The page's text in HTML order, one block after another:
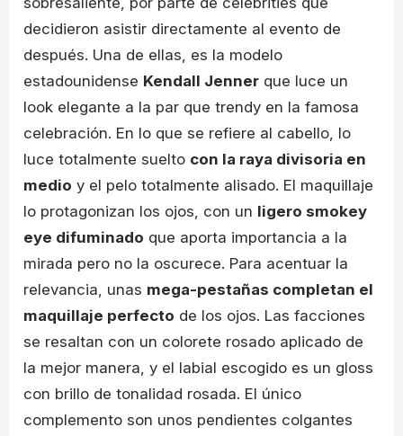
decidieron asistir directamente al evento de
después. Una de ellas, es la modelo
estadounidense Kendall Jenner que luce un
look elegante a la par que trendy en la famosa
celebración. En lo que se refiere al cabello, lo
luce totalmente suelto con la raya divisoria en
medio y el pelo totalmente alisado. El maquillaje
lo protagonizan los ojos, con un ligero smokey
eye difuminado que aporta importancia a la
mirada pero no la oscurece. Para acentuar la
relevancia, unas mega-pestañas completan el
maquillaje perfecto de los ojos. Las facciones
se resaltan con un colorete rosado aplicado de
la mejor manera, y el labial escogido es un gloss
con brillo de tonalidad rosada. El único
complemento son unos pendientes colgantes